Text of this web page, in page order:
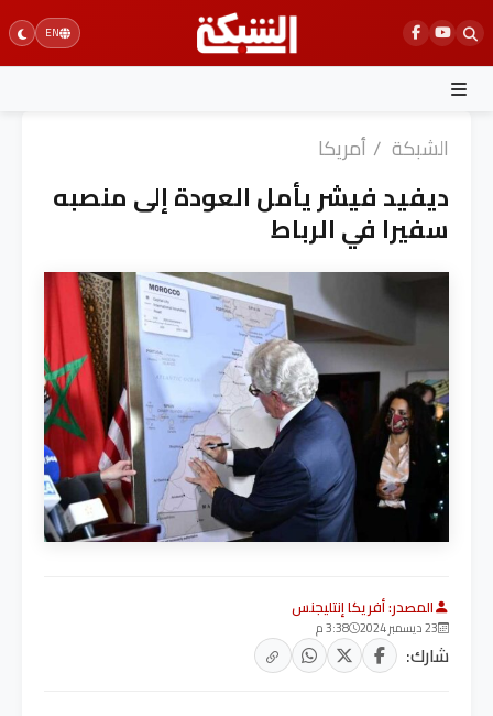
Skip
to
content
EN
الشبكة / أمريكا
ديفيد فيشر يأمل العودة إلى منصبه
سفيرا في الرباط
المصدر: أفريكا إنتليجنس
23 ديسمبر 2024 3:38 م
شارك: